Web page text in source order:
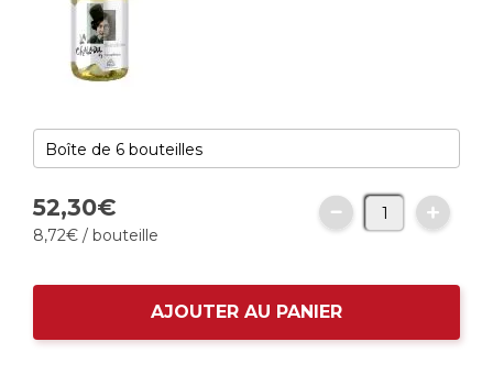
52,30€
8,72€ / bouteille
AJOUTER AU PANIER